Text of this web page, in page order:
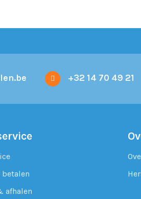
+32 14 70 49 21
afhalen